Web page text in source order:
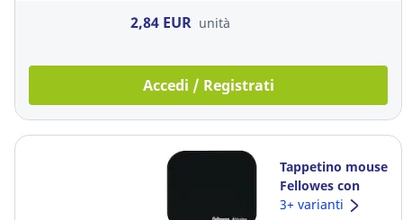
2,84 EUR unità
Accedi / Registrati
Tappetino mouse
Fellowes con
microban
3+ varianti